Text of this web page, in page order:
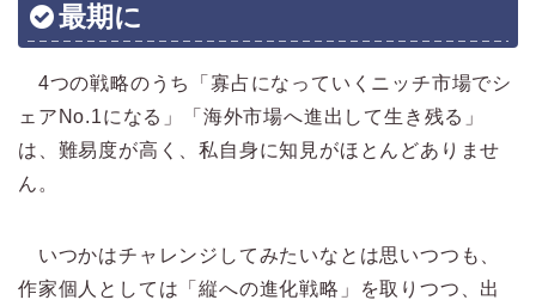
最期に
4つの戦略のうち「寡占になっていくニッチ市場でシ
ェアNo.1になる」「海外市場へ進出して生き残る」
は、難易度が高く、私自身に知見がほとんどありませ
ん。
いつかはチャレンジしてみたいなとは思いつつも、
作家個人としては「縦への進化戦略」を取りつつ、出